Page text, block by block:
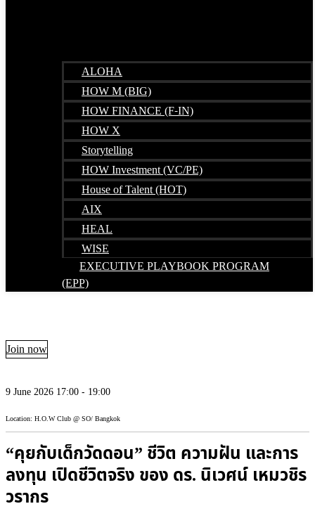
ALOHA
HOW M (BIG)
HOW FINANCE (F-IN)
HOW X
Storytelling
HOW Investment (VC/PE)
House of Talent (HOT)
AIX
HEAL
WISE
EXECUTIVE PLAYBOOK PROGRAM
(EPP)
Join now
9 June 2026 17:00 - 19:00
Location: H.O.W Club @ SO/ Bangkok
“คุยกับเด็กวัดดอน” ชีวิต ความฝัน และการ
ลงทุน เปิดชีวิตจริง ของ ดร. นิเวศน์ เหมวชิร
วรากร